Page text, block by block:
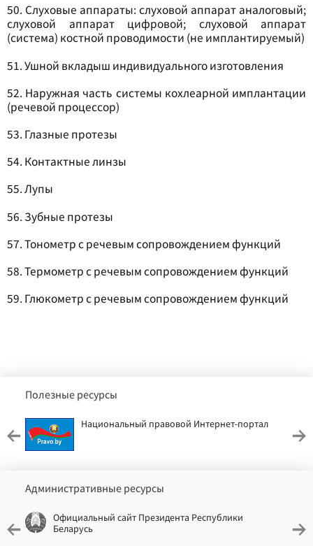
50. Слуховые аппараты: слуховой аппарат аналоговый;
слуховой аппарат цифровой; слуховой аппарат
(система) костной проводимости (не имплантируемый)
51. Ушной вкладыш индивидуального изготовления
52. Наружная часть системы кохлеарной имплантации
(речевой процессор)
53. Глазные протезы
54. Контактные линзы
55. Лупы
56. Зубные протезы
57. Тонометр с речевым сопровождением функций
58. Термометр с речевым сопровождением функций
59. Глюкометр с речевым сопровождением функций
Полезные ресурсы
Национальный правовой Интернет-портал
Административные ресурсы
Официальный сайт Президента Республики
Беларусь